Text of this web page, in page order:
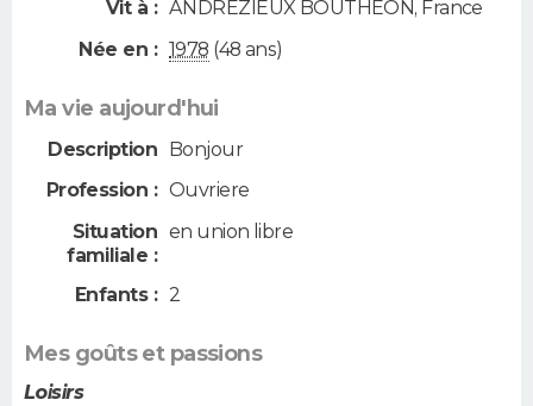
Vit à : ANDREZIEUX BOUTHEON, France
Née en : 1978 (48 ans)
Ma vie aujourd'hui
Description Bonjour
Profession : Ouvriere
Situation
familiale :
en union libre
Enfants : 2
Mes goûts et passions
Loisirs